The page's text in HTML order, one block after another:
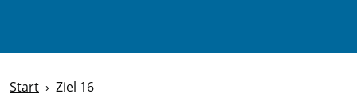
Start Ziel 16